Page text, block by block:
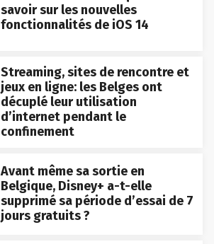
savoir sur les nouvelles
fonctionnalités de iOS 14
Streaming, sites de rencontre et
jeux en ligne: les Belges ont
décuplé leur utilisation
d’internet pendant le
confinement
Avant même sa sortie en
Belgique, Disney+ a-t-elle
supprimé sa période d’essai de 7
jours gratuits ?